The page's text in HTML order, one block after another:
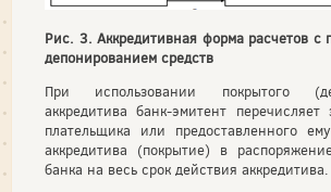
Рис. 3. Аккредитивная форма расчетов с
депонированием средств
При использовании покрытого
аккредитива банк-эмитент
плательщика или предоставленного
аккредитива (покрытие) в
банка на весь срок действия аккредитива.